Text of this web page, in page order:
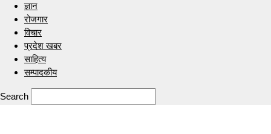
ज्ञान
रोजगार
विचार
प्रदेश खबर
साहित्य
सम्पादकीय
Search